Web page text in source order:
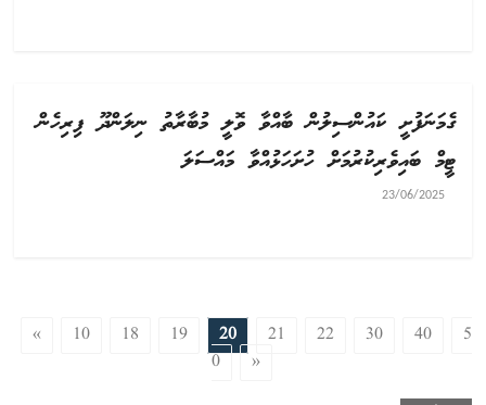
ގެމަނަފުށީ ކައުންސިލުން ބާއްވާ ވޮލީ މުބާރާތު ނިލަންދޫ ފިރިހެން
ޓީމް ބައިވެރިކުރުމަށް ހުށަހަޅުއްވާ މައްސަލަ
23/06/2025
« 10 18 19 20 21 22 30 40
5
0
»